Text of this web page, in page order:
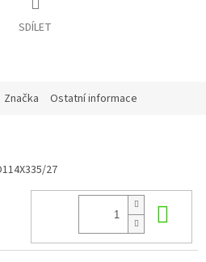
SDÍLET
Značka Ostatní informace
27